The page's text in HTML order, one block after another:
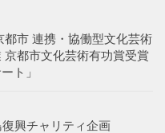
都市 連携・協働型文化芸術
都市文化芸術有功賞受賞
ト」
興チャリティ企画